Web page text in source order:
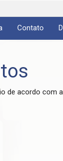
Contato
de acordo com